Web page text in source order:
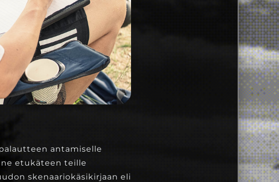
antamiselle
etukäteen teille
skenaariokäsikirjaan eli